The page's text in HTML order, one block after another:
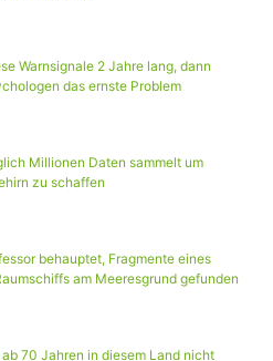
Warnsignale 2 Jahre lang, dann
das ernste Problem
Millionen Daten sammelt um
zu schaffen
behauptet, Fragmente eines
am Meeresgrund gefunden
ab 70 Jahren in diesem Land nicht